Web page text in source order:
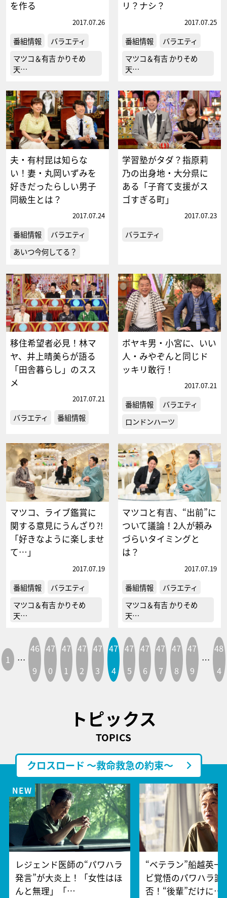
を作る
2017.07.26
番組情報
バラエティ
マツコ＆有吉 かりそめ
天…
リ？ナシ？
2017.07.25
番組情報
バラエティ
マツコ＆有吉 かりそめ
天…
夫・有村昆は知らな
い！妻・丸岡いずみを
好きだったらしい男子
同級生とは？
2017.07.24
番組情報
バラエティ
あいつ今何してる？
学習塾がタダ？指原莉
乃の出身地・大分県に
ある「子育て支援がス
ゴすぎる町」
2017.07.23
バラエティ
移住希望者必見！林マ
ヤ、井上晴美らが語る
「田舎暮らし」のスス
メ
2017.07.21
バラエティ 番組情報
ボヤキ男・小宮に、いい
人・みやぞんと同じド
ッキリ敢行！
2017.07.21
番組情報
バラエティ
ロンドンハーツ
マツコ、ライブ鑑賞に
関する意見にうんざり?!
「好きなように楽しませ
て…」
2017.07.19
番組情報
バラエティ
マツコ＆有吉 かりそめ
天…
マツコと有吉、“出前”に
ついて議論！2人が頼み
づらいタイミングと
は？
2017.07.19
番組情報
バラエティ
マツコ＆有吉 かりそめ
天…
1 …
46
9
47
0
47
1
47
2
47
3
47
4
47
5
47
6
47
7
47
8
47
9
…
48
4
トピックス
TOPICS
クロスロード ～救命救急の約束～
レジェンド医師の“パワハラ
発言”が大炎上！「女性はほ
んと無理」「…
“ベテラン”船越英一
ビ覚悟のパワハラ謝
否！“後輩”だけに…